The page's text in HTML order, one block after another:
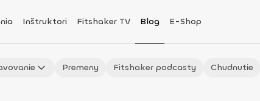
Inštruktori Fitshaker TV Blog E-Shop
Premeny Fitshaker podcasty Chudnutie